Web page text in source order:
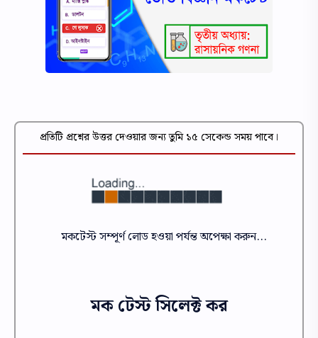
প্রতিটি প্রশ্নের উত্তর দেওয়ার জন্য তুমি ১৫ সেকেন্ড সময় পাবে।
মকটেস্ট সম্পূর্ণ লোড হওয়া পর্যন্ত অপেক্ষা করুন...
মক টেস্ট সিলেক্ট কর